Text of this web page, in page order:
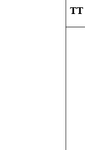
TT